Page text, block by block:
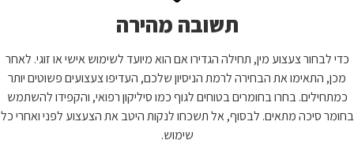
תשובה מהירה
כדי לבחור צעצוע מין, תחילה הגדירו אם הוא מיועד לשימוש אישי או זוגי. לאחר
מכן, התאימו את הבחירה לרמת הניסיון שלכם, העדיפו צעצועים פשוטים יותר
כמתחילים. בחרו בחומרים בטוחים לגוף כמו סיליקון רפואי, והקפידו להשתמש
בחומר סיכה מתאים. לבסוף, אל תשכחו לנקות היטב את הצעצוע לפני ואחרי כל
שימוש.